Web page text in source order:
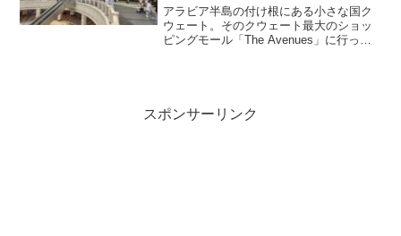
アラビア半島の付け根にある小さな国ク
ウェート。そのクウェート最大のショッ
ピングモール「The Avenues」に行って
いるので快適！訪れた日は気温５０℃も
あったのでモール内はすごく快適に感じ
スポンサーリンク